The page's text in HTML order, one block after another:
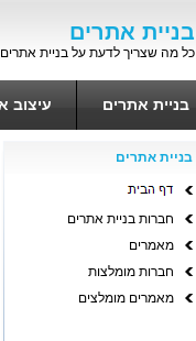
בניית אתרים
כל מה שצריך לדעת על בניית אתרים
בניית אתרים עיצוב
בניית אתרים
חברות בניית אתרים
מאמרים
חברות מומלצות
מאמרים מומלצים